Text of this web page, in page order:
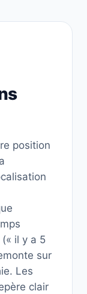
position
il y a 5
sur
Les
clair